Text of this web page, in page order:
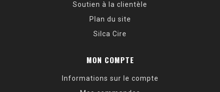
Soutien à la clientèle
Plan du site
Silca Cire
MON COMPTE
Informations sur le compte